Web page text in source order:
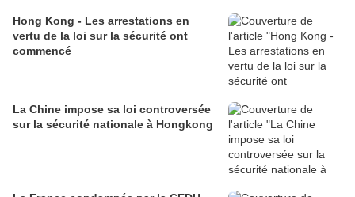
Hong Kong - Les arrestations en
vertu de la loi sur la sécurité ont
commencé
La Chine impose sa loi controversée
sur la sécurité nationale à Hongkong